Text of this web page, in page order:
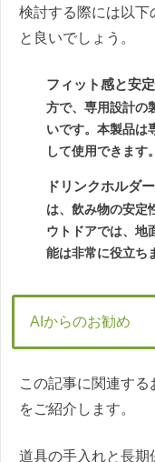
検討する際には以下
と良いでしょう。
フィット感と安
方で、専用設計の
いです。本製品は
して使用できます。
ドリンクホルダ
は、飲み物の安定
ウトドアでは、地
能は非常に役立ち
AIからのお勧め
この記事に関連す
をご紹介します。
道具の手入れと長期